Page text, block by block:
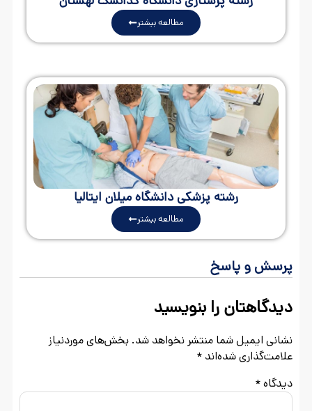
مطالعه بیشتر
رشته پزشکی دانشگاه میلان ایتالیا
مطالعه بیشتر
پرسش و پاسخ
دیدگاهتان را بنویسید
نشانی ایمیل شما منتشر نخواهد شد. بخش‌های موردنیاز
علامت‌گذاری شده‌اند *
دیدگاه*